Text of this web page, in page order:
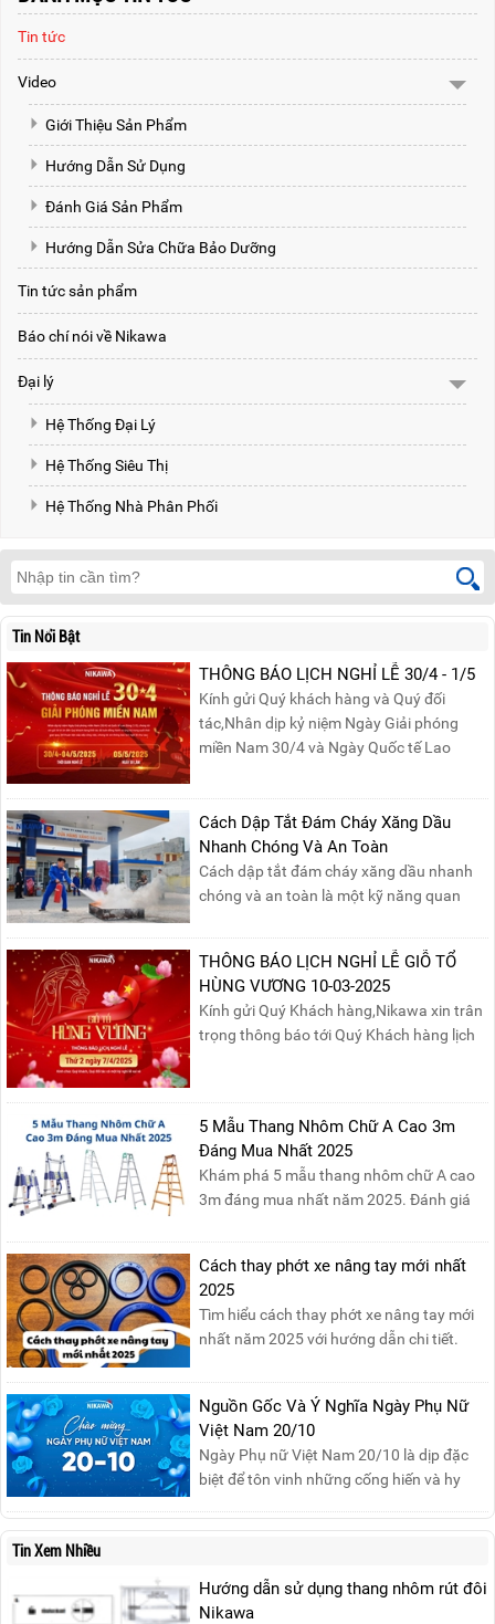
Tin tức
Video
Giới Thiệu Sản Phẩm
Hướng Dẫn Sử Dụng
Đánh Giá Sản Phẩm
Hướng Dẫn Sửa Chữa Bảo Dưỡng
Tin tức sản phẩm
Báo chí nói về Nikawa
Đại lý
Hệ Thống Đại Lý
Hệ Thống Siêu Thị
Hệ Thống Nhà Phân Phối
Tin Nổi Bật
THÔNG BÁO LỊCH NGHỈ LỄ 30/4 - 1/5
Kính gửi Quý khách hàng và Quý đối
tác,Nhân dịp kỷ niệm Ngày Giải phóng
miền Nam 30/4 và Ngày Quốc tế Lao
báo lịch nghỉ lễ như sau:Thời gian nghỉ: Từ
Thứ Ba, ngày 29/04/2025 đến hết Chủ
Nhật, ngày 04/05/2025.T...
Cách Dập Tắt Đám Cháy Xăng Dầu
Nhanh Chóng Và An Toàn
Cách dập tắt đám cháy xăng dầu nhanh
chóng và an toàn là một kỹ năng quan
cháy xăng dầu rất dễ lan rộng và gây thiệt
hại nghiêm trọng nếu không được xử lý kịp
thời. Vì vậy, việc hiểu rõ các phương pháp
dập tắt...
THÔNG BÁO LỊCH NGHỈ LỄ GIỖ TỔ
HÙNG VƯƠNG 10-03-2025
Kính gửi Quý Khách hàng,Nikawa xin trân
trọng thông báo tới Quý Khách hàng lịch
07/04/2025, nhằm ngày Giỗ Tổ Hùng
Vương – dịp để tưởng nhớ công ơn dựng
nước của các Vua Hùng....
5 Mẫu Thang Nhôm Chữ A Cao 3m
Đáng Mua Nhất 2025
Khám phá 5 mẫu thang nhôm chữ A cao
3m đáng mua nhất năm 2025. Đánh giá
sản phẩm phù hợp!
Cách thay phớt xe nâng tay mới nhất
2025
Tìm hiểu cách thay phớt xe nâng tay mới
nhất năm 2025 với hướng dẫn chi tiết.
phớt đúng cách, giúp xe nâng hoạt động
hiệu quả và bền lâu!
Nguồn Gốc Và Ý Nghĩa Ngày Phụ Nữ
Việt Nam 20/10
Ngày Phụ nữ Việt Nam 20/10 là dịp đặc
biệt để tôn vinh những cống hiến và hy
Khởi nguồn từ sự ra đời của Hội Phụ nữ
này không chỉ ghi nhận vai trò quan trọng
của phụ nữ ...
Tin Xem Nhiều
Hướng dẫn sử dụng thang nhôm rút đôi
Nikawa